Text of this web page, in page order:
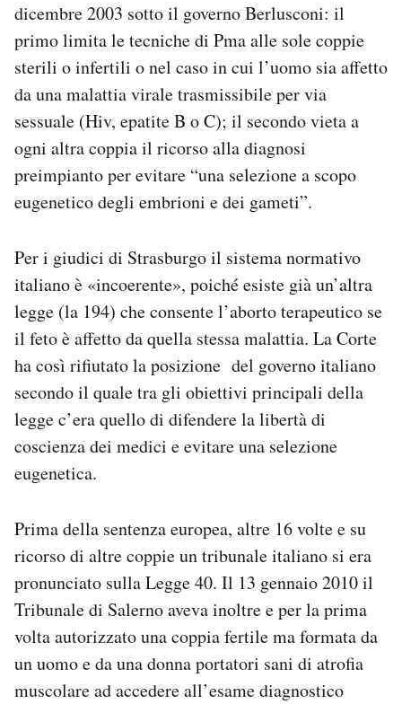
dicembre 2003 sotto il governo Berlusconi: il
primo limita le tecniche di Pma alle sole coppie
sterili o infertili o nel caso in cui l’uomo sia affetto
da una malattia virale trasmissibile per via
sessuale (Hiv, epatite B o C); il secondo vieta a
ogni altra coppia il ricorso alla diagnosi
preimpianto per evitare “una selezione a scopo
eugenetico degli embrioni e dei gameti”.
Per i giudici di Strasburgo il sistema normativo
italiano è «incoerente», poiché esiste già un’altra
legge (la 194) che consente l’aborto terapeutico se
il feto è affetto da quella stessa malattia. La Corte
ha così rifiutato la posizione del governo italiano
secondo il quale tra gli obiettivi principali della
legge c’era quello di difendere la libertà di
coscienza dei medici e evitare una selezione
eugenetica.
Prima della sentenza europea, altre 16 volte e su
ricorso di altre coppie un tribunale italiano si era
pronunciato sulla Legge 40. Il 13 gennaio 2010 il
Tribunale di Salerno aveva inoltre e per la prima
volta autorizzato una coppia fertile ma formata da
un uomo e da una donna portatori sani di atrofia
muscolare ad accedere all’esame diagnostico